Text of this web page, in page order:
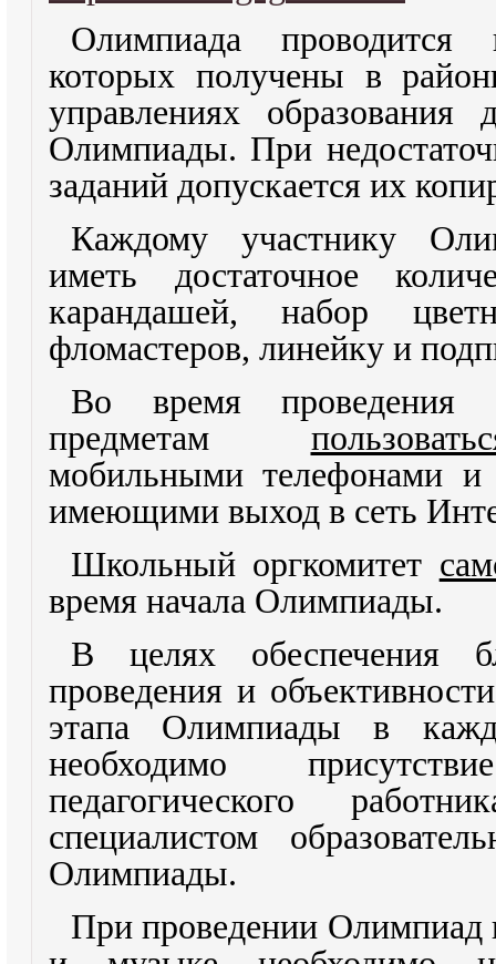
Олимпиада
которых получены в
управлениях образования
Олимпиады. При
заданий допускается их
Каждому участнику
иметь достаточное
карандашей, набор
фломастеров, линейку и
Во время
предметам
мобильными телефонами и
имеющими выход в сеть
Школьный оргкомитет
время начала Олимпиады.
В целях обеспечения
проведения и
этапа Олимпиады в
необходимо
педагогического
специалистом
Олимпиады.
При проведении